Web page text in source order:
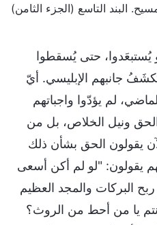
يُستبعَدوا، حتى يُسقطوا
جانبهم الإبليسي. أيّ
لم يؤدّوا واجباتهم
ونيل الخلاص، بل من
يقولون الحق بشأن ذلك
يقولون: "لو لم أكن أسعى
البركات والمجد العظيم
يا من أحط من الروث؟